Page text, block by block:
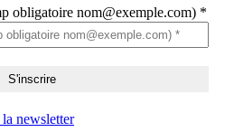
obligatoire nom@exemple.com) *
newsletter